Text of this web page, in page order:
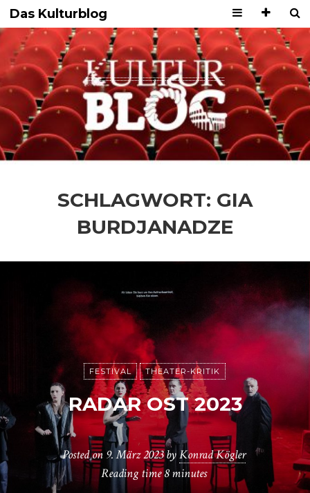
Das Kulturblog
SCHLAGWORT: GIA
BURDJANADZE
FESTIVAL THEATER-KRITIK
RADAR OST 2023
Posted on 9. März 2023 byKonrad Kögler
Reading time8 minutes